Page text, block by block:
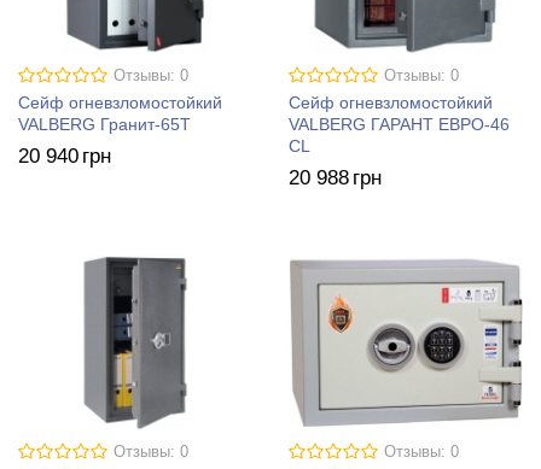
Отзывы: 0
Сейф огневзломостойкий
VALBERG Гранит-65T
20 940 грн
Отзывы: 0
Сейф огневзломостойкий
VALBERG ГАРАНТ ЕВРО-46
СL
20 988 грн
Отзывы: 0 Отзывы: 0